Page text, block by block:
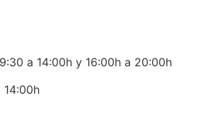
a 14:00h y 16:00h a 20:00h
14:00h